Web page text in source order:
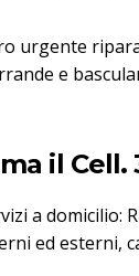
urgente
e
il Cell.
a domicilio:
ed esterni,